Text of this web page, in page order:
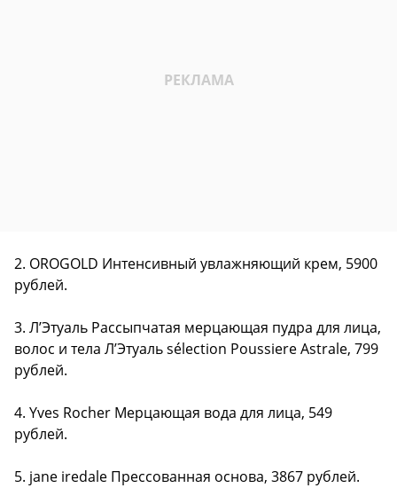
2. OROGOLD Интенсивный увлажняющий крем, 5900
рублей.
3. Л’Этуаль Рассыпчатая мерцающая пудра для лица,
волос и тела Л’Этуаль sélection Poussiere Astrale, 799
рублей.
4. Yves Rocher Мерцающая вода для лица, 549
рублей.
5. jane iredale Прессованная основа, 3867 рублей.